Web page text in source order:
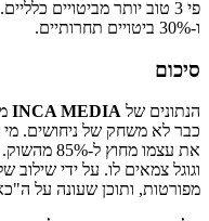
ו-30% ביטויים תחרותיים.
סיכום
הנתונים של INCA MEDIA
כבר לא משחק של ניחושים.
וגוגל צמאים לו. על ידי
מפורטות, ותוכן שעונה על ה"כאב" של